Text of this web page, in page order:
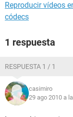
Reproducir vídeos
códecs
1 respuesta
RESPUESTA 1 / 1
casimiro
29 ago 2010 a